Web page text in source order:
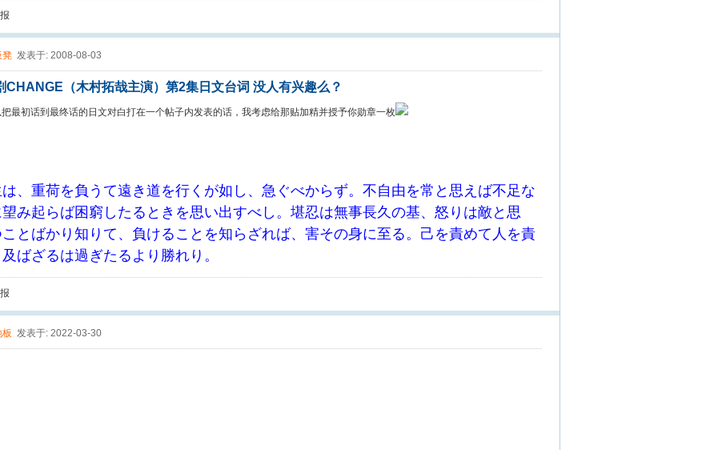
凳 发表于: 2008-08-03
CHANGE（木村拓哉主演）第2集日文台词 没人有兴趣么？
最初话到最终话的日文对白打在一个帖子内发表的话，我考虑给那贴加精并授予你勋章一枚
は、重荷を負うて遠き道を行くが如し、急ぐべからず。不自由を常と思えば不足な
望み起らば困窮したるときを思い出すべし。堪忍は無事長久の基、怒りは敵と思
ことばかり知りて、負けることを知らざれば、害その身に至る。己を責めて人を責
ばざるは過ぎたるより勝れり。
板 发表于: 2022-03-30